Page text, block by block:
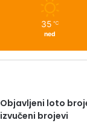
35 ℃
ned
Objavljeni loto
izvučeni brojevi